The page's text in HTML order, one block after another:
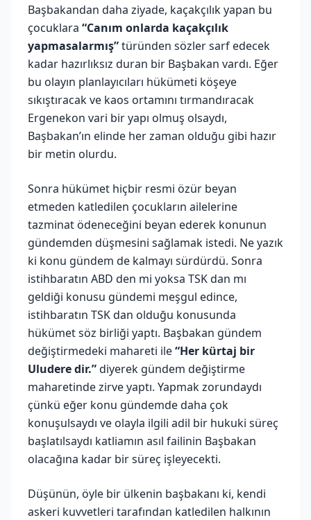
Başbakandan daha ziyade, kaçakçılık yapan bu
çocuklara “Canım onlarda kaçakçılık
yapmasalarmış”türünden sözler sarf edecek
kadar hazırlıksız duran bir Başbakan vardı. Eğer
bu olayın planlayıcıları hükümeti köşeye
sıkıştıracak ve kaos ortamını tırmandıracak
Ergenekon vari bir yapı olmuş olsaydı,
Başbakan’ın elinde her zaman olduğu gibi hazır
bir metin olurdu.
Sonra hükümet hiçbir resmi özür beyan
etmeden katledilen çocukların ailelerine
tazminat ödeneceğini beyan ederek konunun
gündemden düşmesini sağlamak istedi. Ne yazık
ki konu gündem de kalmayı sürdürdü. Sonra
istihbaratın ABD den mi yoksa TSK dan mı
geldiği konusu gündemi meşgul edince,
istihbaratın TSK dan olduğu konusunda
hükümet söz birliği yaptı. Başbakan gündem
değiştirmedeki mahareti ile“Her kürtaj bir
Uludere dir.”diyerek gündem değiştirme
maharetinde zirve yaptı. Yapmak zorundaydı
çünkü eğer konu gündemde daha çok
konuşulsaydı ve olayla ilgili adil bir hukuki süreç
başlatılsaydı katliamın asıl failinin Başbakan
olacağına kadar bir süreç işleyecekti.
Düşünün, öyle bir ülkenin başbakanı ki, kendi
askeri kuvvetleri tarafından katledilen halkının